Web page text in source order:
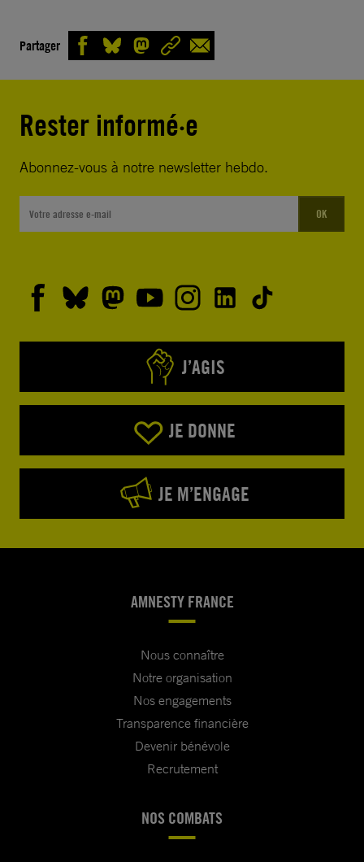
Partager
Rester informé·e
Abonnez-vous à notre newsletter hebdo.
OK
J’AGIS
JE DONNE
JE M’ENGAGE
AMNESTY FRANCE
Nous connaître
Notre organisation
Nos engagements
Transparence financière
Devenir bénévole
Recrutement
NOS COMBATS